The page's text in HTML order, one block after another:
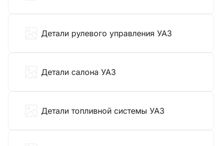
Детали рулевого управления УАЗ
Детали салона УАЗ
Детали топливной системы УАЗ